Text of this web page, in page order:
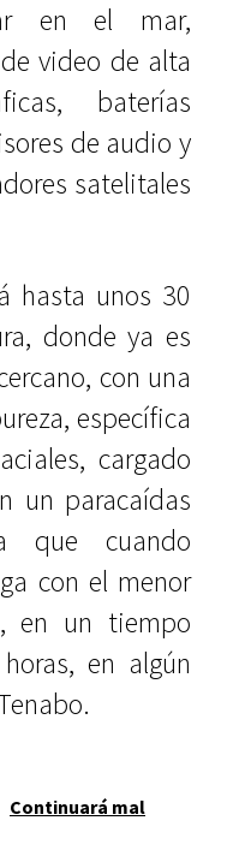
en el mar,
video de alta
baterías
de audio y
satelitales
hasta unos 30
donde ya es
con una
específica
cargado
un paracaídas
que cuando
con el menor
en un tiempo
en algún
Continuará mal